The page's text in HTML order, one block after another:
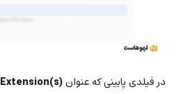
در فیلدی پایینی که عنوانExtension(s)